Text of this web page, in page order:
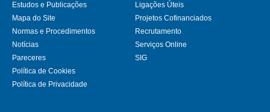
Estudos e Publicações
Ligações Úteis
Mapa do Site
Normas e Procedimentos
Notícias
Pareceres
Política de Cookies
Política de Privacidade
Projetos Cofinanciados
Recrutamento
Serviços Online
SIG